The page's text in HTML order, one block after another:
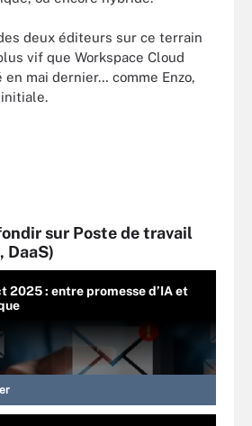
deux éditeurs sur ce terrain
vif que Workspace Cloud
mai dernier… comme Enzo,
initiale.
sur Poste de travail
DaaS)
2025 : entre promesse d’IA et